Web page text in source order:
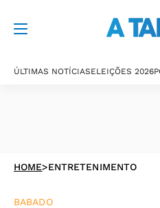
ÚLTIMAS NOTÍCIASELEIÇÕES 2026
HOME>ENTRETENIMENTO
BABADO